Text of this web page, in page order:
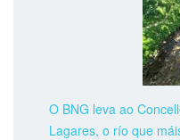
O BNG leva ao
Lagares, o río que